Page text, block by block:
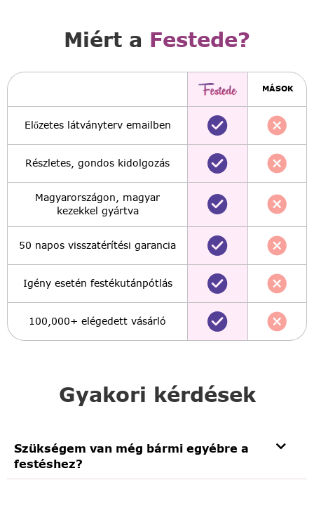
Gyakori kérdések
Szükségem van még bármi egyébre a
festéshez?
Miért a Festede?
MÁSOK
Előzetes látványterv emailben
Részletes, gondos kidolgozás
Magyarországon, magyar
kezekkel gyártva
50 napos visszatérítési garancia
Igény esetén festékutánpótlás
100,000+ elégedett vásárló